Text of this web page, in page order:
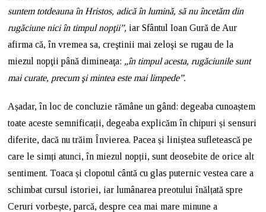
suntem totdeauna în Hristos, adică în lumină, să nu încetăm din
rugăciune nici în timpul nopţii”, iar Sfântul Ioan Gură de Aur
afirma că, în vremea sa, creştinii mai zeloşi se rugau de la
miezul nopţii până dimineaţa: „în timpul acesta, rugăciunile sunt
mai curate, precum şi mintea este mai limpede”.
Așadar, în loc de concluzie rămâne un gând: degeaba cunoaștem
toate aceste semnificații, degeaba explicăm în chipuri și sensuri
diferite, dacă nu trăim Învierea. Pacea și liniștea sufletească pe
care le simți atunci, în miezul nopții, sunt deosebite de orice alt
sentiment. Toaca și clopotul cântă cu glas puternic vestea care a
schimbat cursul istoriei, iar lumânarea preotului înălțată spre
Ceruri vorbește, parcă, despre cea mai mare minune a